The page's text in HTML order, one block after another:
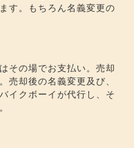
す。もちろん名義変更の
その場でお支払い。売却
売却後の名義変更及び、
イクボーイが代行し、そ